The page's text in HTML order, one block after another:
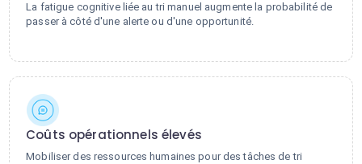
La fatigue cognitive liée au tri manuel augmente la probabilité de
passer à côté d'une alerte ou d'une opportunité.
Coûts opérationnels élevés
Mobiliser des ressources humaines pour des tâches de tri